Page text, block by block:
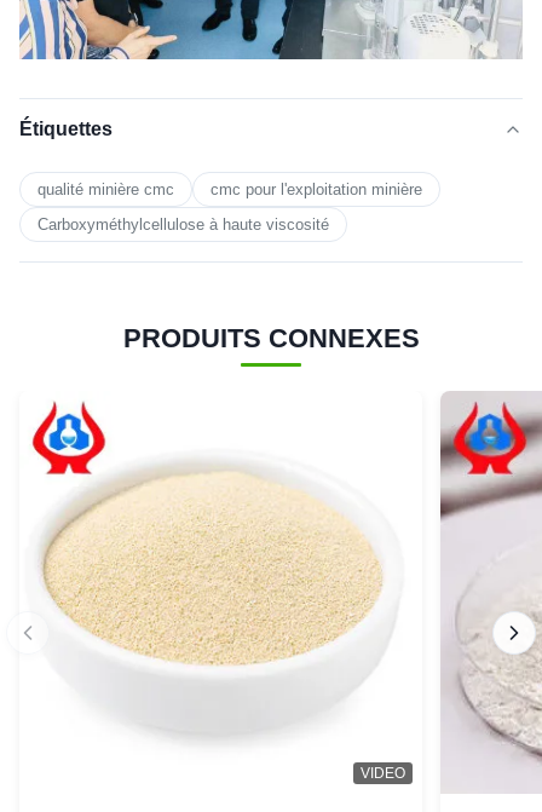
Étiquettes
qualité minière cmc
cmc pour l'exploitation minière
Carboxyméthylcellulose à haute viscosité
PRODUITS CONNEXES
VIDEO